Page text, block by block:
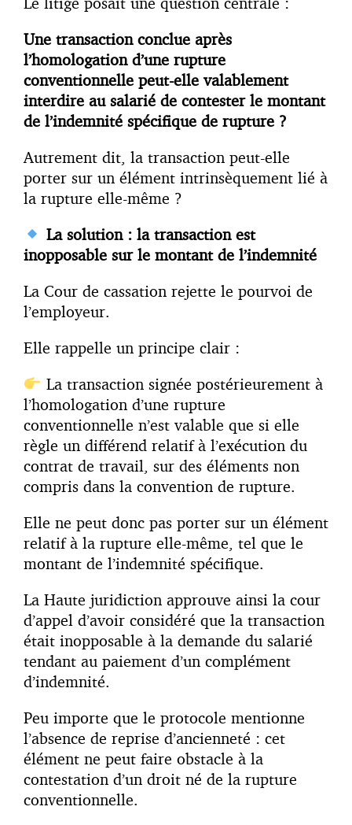
Une transaction conclue après
l’homologation d’une rupture
conventionnelle peut-elle valablement
interdire au salarié de contester le montant
de l’indemnité spécifique de rupture ?
Autrement dit, la transaction peut-elle
porter sur un élément intrinsèquement lié à
la rupture elle-même ?
La solution : la transaction est
inopposable sur le montant de l’indemnité
La Cour de cassation rejette le pourvoi de
l’employeur.
Elle rappelle un principe clair :
La transaction signée postérieurement à
l’homologation d’une rupture
conventionnelle n’est valable que si elle
règle un différend relatif à l’exécution du
contrat de travail, sur des éléments non
compris dans la convention de rupture.
Elle ne peut donc pas porter sur un élément
relatif à la rupture elle-même, tel que le
montant de l’indemnité spécifique.
La Haute juridiction approuve ainsi la cour
d’appel d’avoir considéré que la transaction
était inopposable à la demande du salarié
tendant au paiement d’un complément
d’indemnité.
Peu importe que le protocole mentionne
l’absence de reprise d’ancienneté : cet
élément ne peut faire obstacle à la
contestation d’un droit né de la rupture
conventionnelle.